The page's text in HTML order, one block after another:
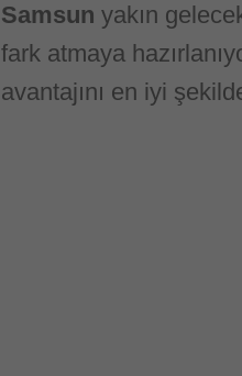
Samsun yakın
fark atmaya
avantajını en iyi